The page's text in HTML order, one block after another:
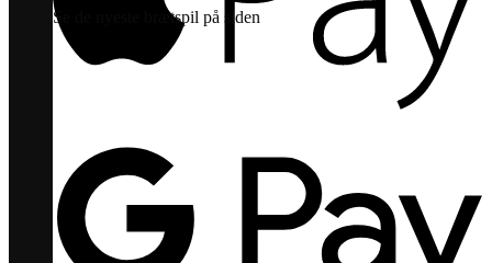
Se de nyeste brætspil på siden